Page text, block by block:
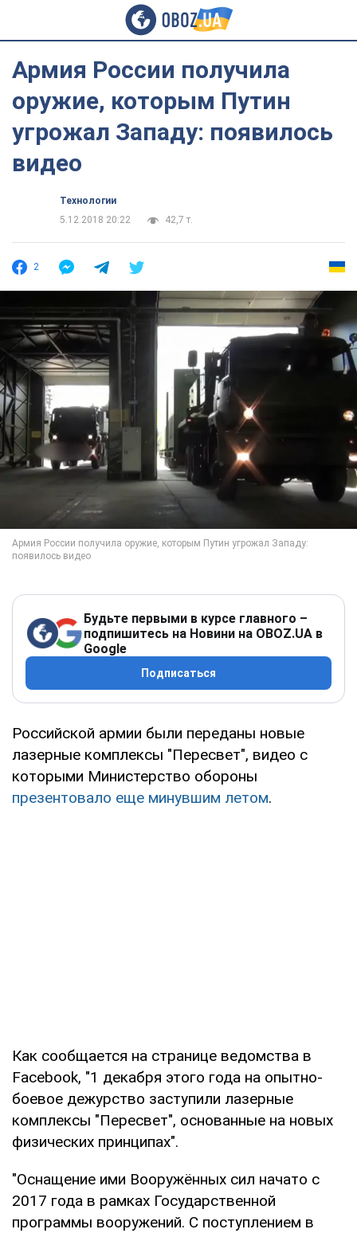
Армия России получила
оружие, которым Путин
угрожал Западу: появилось
видео
Технологии
5.12.2018 20:22
42,7 т.
2
Будьте первыми в курсе главного –
подпишитесь на Новини на OBOZ.UA в
Google
Подписаться
Российской армии были переданы новые
лазерные комплексы "Пересвет", видео с
которыми Министерство обороны
презентовало еще минувшим летом.
Как сообщается на странице ведомства в
Facebook, "1 декабря этого года на опытно-
боевое дежурство заступили лазерные
комплексы "Пересвет", основанные на новых
физических принципах".
"Оснащение ими Вооружённых сил начато с
2017 года в рамках Государственной
программы вооружений. С поступлением в